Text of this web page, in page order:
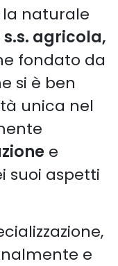
la naturale
s.s. agricola,
fondato da
si è ben
unica nel
e
suoi aspetti
e